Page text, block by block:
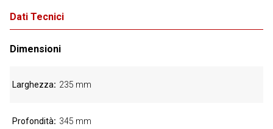
Dati Tecnici
Dimensioni
Larghezza 235 mm
Profondità 345 mm